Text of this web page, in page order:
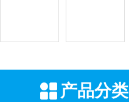
产品分类